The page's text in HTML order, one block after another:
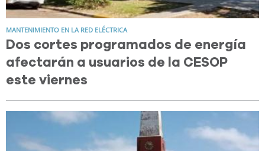
MANTENIMIENTO EN LA RED ELÉCTRICA
Dos cortes programados de energía
afectarán a usuarios de la CESOP
este viernes